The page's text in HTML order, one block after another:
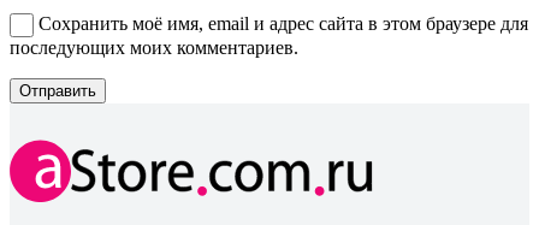
Сохранить моё имя, email и адрес сайта в этом браузере для
последующих моих комментариев.